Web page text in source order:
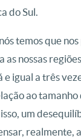
do Sul.
temos que
as nossas
e igual a três
ao
um
realmente,